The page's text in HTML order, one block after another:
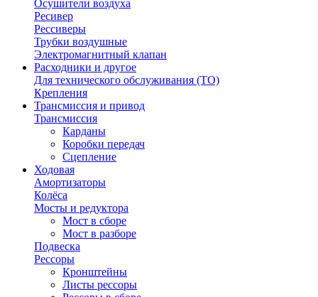
Осушители воздуха
Ресивер
Рессиверы
Трубки воздушные
Электромагнитный клапан
Расходники и другое
Для технического обслуживания (ТО)
Крепления
Трансмиссия и привод
Трансмиссия
Карданы
Коробки передач
Сцепление
Ходовая
Амортизаторы
Колёса
Мосты и редуктора
Мост в сборе
Мост в разборе
Подвеска
Рессоры
Кронштейны
Листы рессоры